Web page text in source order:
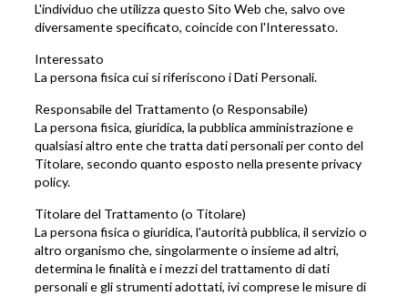
L'individuo che utilizza questo Sito Web che, salvo ove
diversamente specificato, coincide con l'Interessato.
Interessato
La persona fisica cui si riferiscono i Dati Personali.
Responsabile del Trattamento (o Responsabile)
La persona fisica, giuridica, la pubblica amministrazione e
qualsiasi altro ente che tratta dati personali per conto del
Titolare, secondo quanto esposto nella presente privacy
policy.
Titolare del Trattamento (o Titolare)
La persona fisica o giuridica, l'autorità pubblica, il servizio o
altro organismo che, singolarmente o insieme ad altri,
determina le finalità e i mezzi del trattamento di dati
personali e gli strumenti adottati, ivi comprese le misure di